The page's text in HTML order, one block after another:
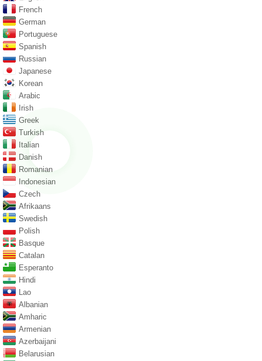
French
German
Portuguese
Spanish
Russian
Japanese
Korean
Arabic
Irish
Greek
Turkish
Italian
Danish
Romanian
Indonesian
Czech
Afrikaans
Swedish
Polish
Basque
Catalan
Esperanto
Hindi
Lao
Albanian
Amharic
Armenian
Azerbaijani
Belarusian